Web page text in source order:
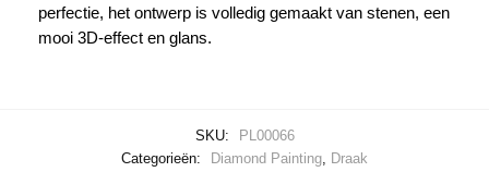
perfectie, het ontwerp is volledig gemaakt van stenen, een
mooi 3D-effect en glans.
SKU:
PL00066
Categorieën:
Diamond Painting, Draak